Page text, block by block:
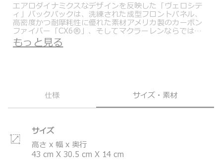
エアロダイナミクスなデザインを反映した「ヴェロシテ
ィ」バックパックは、洗練された成型フロントパネル、
高密度かつ耐摩耗性に優れた素材アメリカ製のカーボン
ファイバー「CX6®」、そしてマクラーレンならではの
パパイヤカラーのアクセントが特徴です。
パッドで保護されたのノートパソコン用スリーブとUSB
モフラージュグラフィックに着想を得た「ダズル カモフ
ラージュ」。シャープなピクセル調パターンが、控えめ
でありながらダイナミックなエネルギーをもたらしま
トゥミとマクラーレンの、機能性の高いハイクラスなプ
ロダクトにおける共通の価値観を具現化したこのカプセ
ルコレクションは、マクラーレンの洗練された精悍なス
ーパーカーとレーシングカーの要素を随所に取り入れた
もっと見る
仕様 サイズ・素材
サイズ
高さ x 幅 x 奥行
43 cm X 30.5 cm X 14 cm